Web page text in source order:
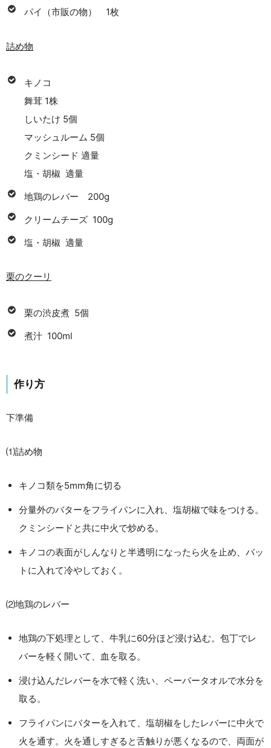
パイ（市販の物） 1枚
詰め物
キノコ
舞茸 1株
しいたけ 5個
マッシュルーム 5個
クミンシード 適量
塩・胡椒 適量
地鶏のレバー 200g
クリームチーズ 100g
塩・胡椒 適量
栗のクーリ
栗の渋皮煮 5個
煮汁 100ml
作り方
下準備
⑴詰め物
キノコ類を5mm角に切る
分量外のバターをフライパンに入れ、塩胡椒で味をつける。
クミンシードと共に中火で炒める。
キノコの表面がしんなりと半透明になったら火を止め、バッ
トに入れて冷やしておく。
⑵地鶏のレバー
地鶏の下処理として、牛乳に60分ほど浸け込む。包丁でレ
バーを軽く開いて、血を取る。
浸け込んだレバーを水で軽く洗い、ペーパータオルで水分を
取る。
フライパンにバターを入れて、塩胡椒をしたレバーに中火で
火を通す。火を通しすぎると舌触りが悪くなるので、両面が